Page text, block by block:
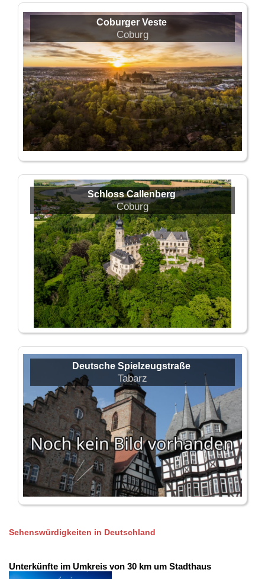
Coburger Veste
Coburg
Schloss Callenberg
Coburg
Deutsche Spielzeugstraße
Tabarz
Sehenswürdigkeiten in Deutschland
Unterkünfte im Umkreis von 30 km um Stadthaus